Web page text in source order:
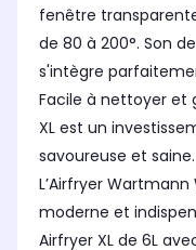
fenêtre
de 80 à 200°. Son
s'intègre
Facile à nettoyer et
XL est un
savoureuse et saine.
L’Airfryer
moderne et
Airfryer XL de 6L